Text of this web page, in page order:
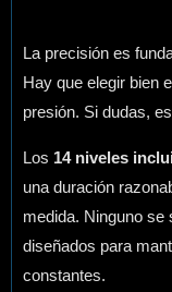
La precisión es
Hay que elegir bien
presión. Si dudas,
Los 14 niveles
una duración
medida. Ninguno se
diseñados para
constantes.